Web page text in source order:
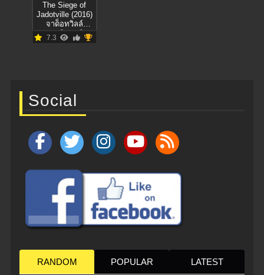
The Siege of
Jadotville (2016)
จาด็อทวิลล์
สมรภูมิแผ่นดิน
เดือด
7.3
Social
RANDOM POPULAR LATEST